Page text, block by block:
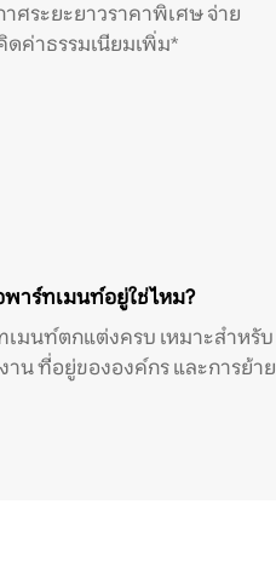
ศระยะยาวราคาพิเศษ จ่าย
ดค่าธรรมเนียมเพิ่ม*
พาร์ทเมนท์อยู่ใช่ไหม?
เมนท์ตกแต่งครบ เหมาะสำหรับ
าน ที่อยู่ขององค์กร และการย้าย